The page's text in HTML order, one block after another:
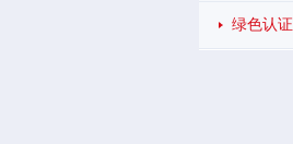
绿色认证